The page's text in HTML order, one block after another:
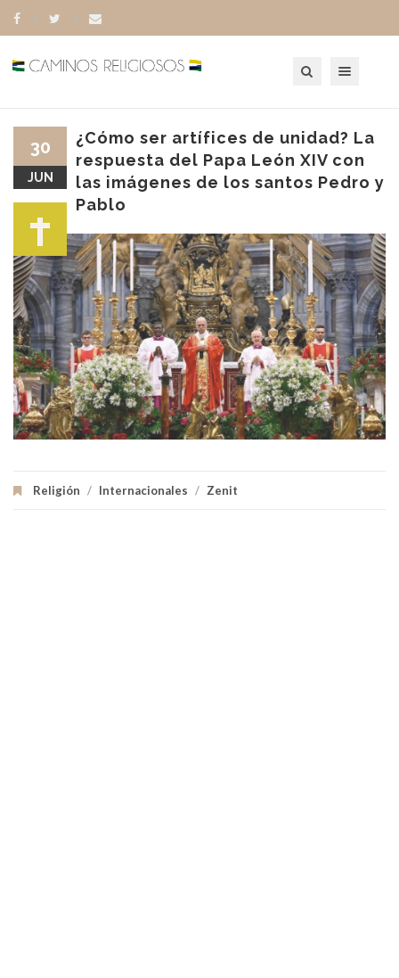
¿Cómo ser artífices de unidad? La
respuesta del Papa León XIV con
las imágenes de los santos Pedro y
Pablo
Religión / Internacionales / Zenit
30
JUN